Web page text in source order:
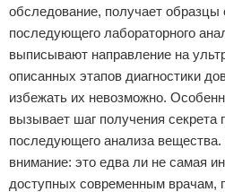
обследование, получает образцы
последующего лабораторного
выписывают направление на
описанных этапов диагностики
избежать их невозможно.
вызывает шаг получения секрета
последующего анализа
внимание: это едва ли не самая
доступных современным врачам,